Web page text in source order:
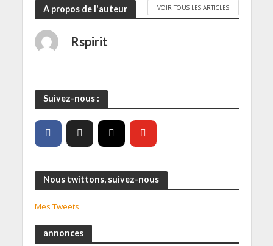
A propos de l'auteur VOIR TOUS LES ARTICLES
Rspirit
Suivez-nous :
Nous twittons, suivez-nous
Mes Tweets
annonces